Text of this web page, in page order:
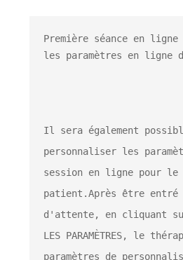
Première séance en
Il sera également
personnaliser les
session en ligne pour le
patient.Après être
d'attente, en cliquant sur
LES PARAMÈTRES, le
paramètres de